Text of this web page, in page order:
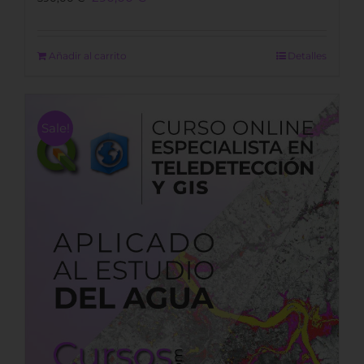
390,00 €.
Añadir al carrito Detalles
Sale!